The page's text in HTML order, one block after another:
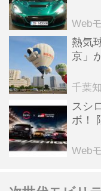
全版
Web
熱気
京」
ンテ
千葉
スシ
ボ！
る抽
Web